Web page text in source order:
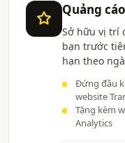
Quảng
Sở hữu vị trí
bạn trước
hạn theo
Đứng đầu
website
Tặng kèm
Analytics